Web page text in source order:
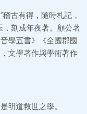
古有得，隨時札記，
，刻成年夜著。顧公著
學五書》《全國郡國
文學著作與學術著作
明道救世之學。